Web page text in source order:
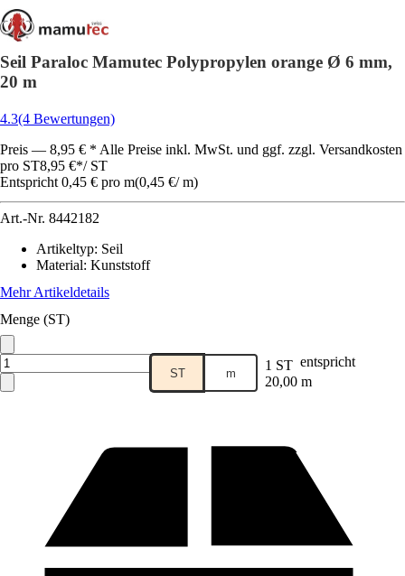
Seil Paraloc Mamutec Polypropylen orange Ø 6 mm,
20 m
4.3(4 Bewertungen)
Preis — 8,95 € * Alle Preise inkl. MwSt. und ggf. zzgl. Versandkosten
pro ST8,95 €*/ ST
Entspricht 0,45 € pro m(0,45 €/ m)
Art.-Nr. 8442182
Artikeltyp: Seil
Material: Kunststoff
Mehr Artikeldetails
Menge (ST)
ST m 1 ST entspricht
20,00 m